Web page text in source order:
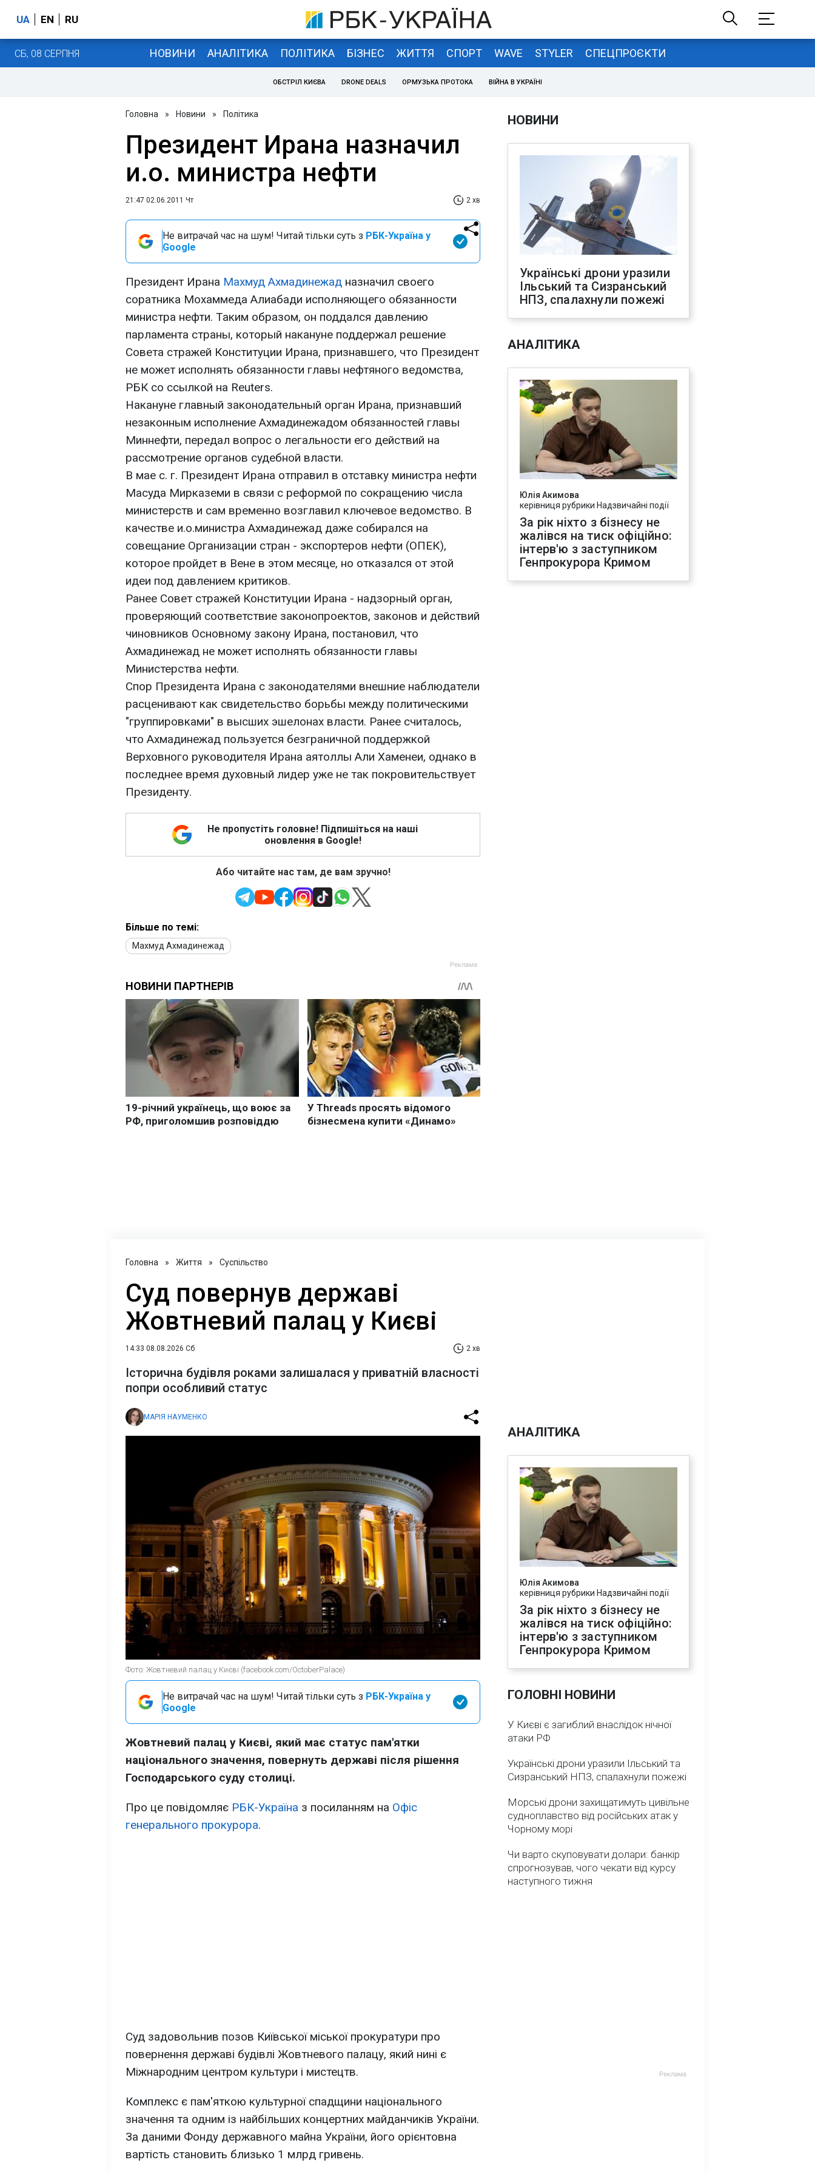
UA EN RU
СБ, 08 СЕРПНЯ НОВИНИ АНАЛІТИКА ПОЛІТИКА БІЗНЕС ЖИТТЯ СПОРТ WAVE STYLER СПЕЦПРОЄКТИ
ОБСТРІЛ КИЄВА DRONE DEALS ОРМУЗЬКА ПРОТОКА ВІЙНА В УКРАЇНІ
Головна » Новини » Політика
Президент Ирана назначил
и.о. министра нефти
21:47 02.06.2011 Чт 2 хв
Не витрачай час на шум! Читай тільки суть з РБК-Україна у
Google
Президент Ирана Махмуд Ахмадинежад назначил своего
соратника Мохаммеда Алиабади исполняющего обязанности
министра нефти. Таким образом, он поддался давлению
парламента страны, который накануне поддержал решение
Совета стражей Конституции Ирана, признавшего, что Президент
не может исполнять обязанности главы нефтяного ведомства,
РБК со ссылкой на Reuters.
Накануне главный законодательный орган Ирана, признавший
незаконным исполнение Ахмадинежадом обязанностей главы
Миннефти, передал вопрос о легальности его действий на
рассмотрение органов судебной власти.
В мае с. г. Президент Ирана отправил в отставку министра нефти
Масуда Мирказеми в связи с реформой по сокращению числа
министерств и сам временно возглавил ключевое ведомство. В
качестве и.о.министра Ахмадинежад даже собирался на
совещание Организации стран - экспортеров нефти (ОПЕК),
которое пройдет в Вене в этом месяце, но отказался от этой
идеи под давлением критиков.
Ранее Совет стражей Конституции Ирана - надзорный орган,
проверяющий соответствие законопроектов, законов и действий
чиновников Основному закону Ирана, постановил, что
Ахмадинежад не может исполнять обязанности главы
Министерства нефти.
Спор Президента Ирана с законодателями внешние наблюдатели
расценивают как свидетельство борьбы между политическими
"группировками" в высших эшелонах власти. Ранее считалось,
что Ахмадинежад пользуется безграничной поддержкой
Верховного руководителя Ирана аятоллы Али Хаменеи, однако в
последнее время духовный лидер уже не так покровительствует
Президенту.
Не пропустіть головне! Підпишіться на наші
оновлення в Google!
Або читайте нас там, де вам зручно!
Більше по темі:
Махмуд Ахмадинежад
НОВИНИ
Українські дрони уразили
Ільський та Сизранський
НПЗ, спалахнули пожежі
АНАЛІТИКА
Юлія Акимова
керівниця рубрики Надзвичайні події
За рік ніхто з бізнесу не
жалівся на тиск офіційно:
інтерв'ю з заступником
Генпрокурора Кримом
Головна » Життя » Суспільство
Суд повернув державі
Жовтневий палац у Києві
14:33 08.08.2026 Сб 2 хв
Історична будівля роками залишалася у приватній власності
попри особливий статус
МАРІЯ НАУМЕНКО
Фото: Жовтневий палац у Києві (facebook.com/OctoberPalace)
Не витрачай час на шум! Читай тільки суть з РБК-Україна у
Google
Жовтневий палац у Києві, який має статус пам'ятки
національного значення, повернуть державі після рішення
Господарського суду столиці.
Про це повідомляє РБК-Україна з посиланням на Офіс
генерального прокурора.
Суд задовольнив позов Київської міської прокуратури про
повернення державі будівлі Жовтневого палацу, який нині є
Міжнародним центром культури і мистецтв.
Комплекс є пам'яткою культурної спадщини національного
значення та одним із найбільших концертних майданчиків України.
За даними Фонду державного майна України, його орієнтовна
вартість становить близько 1 млрд гривень.
АНАЛІТИКА
Юлія Акимова
керівниця рубрики Надзвичайні події
За рік ніхто з бізнесу не
жалівся на тиск офіційно:
інтерв'ю з заступником
Генпрокурора Кримом
ГОЛОВНІ НОВИНИ
У Києві є загиблий внаслідок нічної
атаки РФ
Українські дрони уразили Ільський та
Сизранський НПЗ, спалахнули пожежі
Морські дрони захищатимуть цивільне
судноплавство від російських атак у
Чорному морі
Чи варто скуповувати долари: банкір
спрогнозував, чого чекати від курсу
наступного тижня